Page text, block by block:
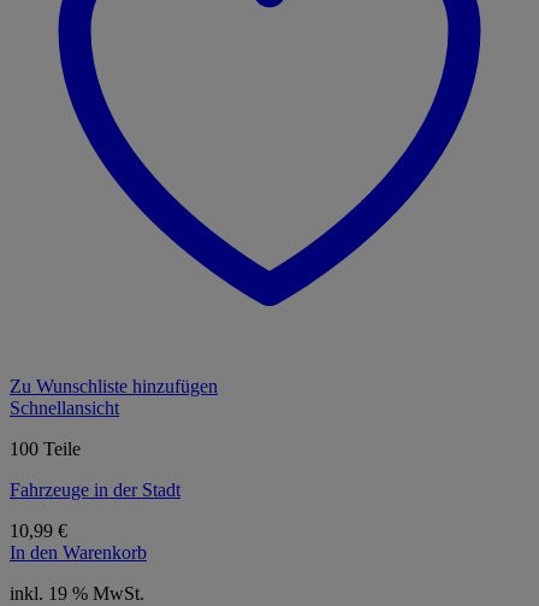
Zu Wunschliste hinzufügen
Schnellansicht
100 Teile
Fahrzeuge in der Stadt
10,99 €
In den Warenkorb
inkl. 19 % MwSt.